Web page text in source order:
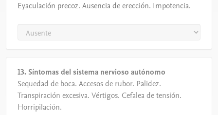
Eyaculación precoz. Ausencia de erección. Impotencia.
13. Síntomas del sistema nervioso autónomo
Sequedad de boca. Accesos de rubor. Palidez.
Transpiración excesiva. Vértigos. Cefalea de tensión.
Horripilación.